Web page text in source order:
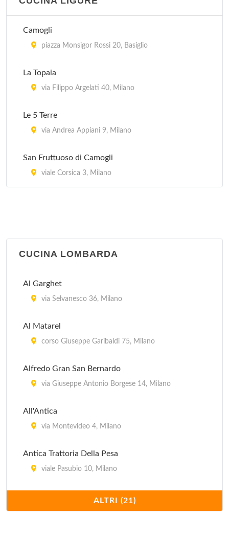
Camogli
piazza Monsigor Rossi 20, Basiglio
La Topaia
via Filippo Argelati 40, Milano
Le 5 Terre
via Andrea Appiani 9, Milano
San Fruttuoso di Camogli
viale Corsica 3, Milano
CUCINA LOMBARDA
Al Garghet
via Selvanesco 36, Milano
Al Matarel
corso Giuseppe Garibaldi 75, Milano
Alfredo Gran San Bernardo
via Giuseppe Antonio Borgese 14, Milano
All'Antica
via Montevideo 4, Milano
Antica Trattoria Della Pesa
viale Pasubio 10, Milano
Antico Ristorante Boeucc
piazza Belgioioso 2, Milano
ALTRI (21)